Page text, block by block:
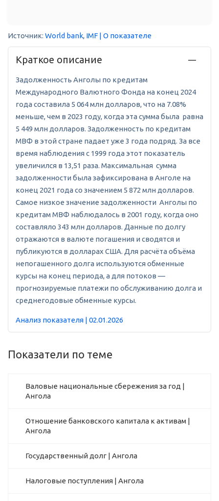
Источник: World bank, IMF | О показателе
Краткое описание
Задолженность Анголы по кредитам
Международного Валютного Фонда на конец 2024
года составила 5 064 млн долларов, что на 7.08%
меньше, чем в 2023 году, когда эта сумма была равна
5 449 млн долларов. Задолженность по кредитам
МВФ в этой стране падает уже 3 года подряд. За все
время наблюдения с 1999 года этот показатель
увеличился в 13,51 раза. Максимальная сумма
задолженности была зафиксирована в Анголе на
конец 2021 года со значением 5 872 млн долларов.
Самое низкое значение задолженности Анголы по
кредитам МВФ наблюдалось в 2001 году, когда оно
составляло 343 млн долларов. Данные по долгу
отражаются в валюте погашения и сводятся и
публикуются в долларах США. Для расчёта объёма
непогашенного долга используются обменные
курсы на конец периода, а для потоков —
прогнозируемые платежи по обслуживанию долга и
среднегодовые обменные курсы.
Анализ показателя | 02.01.2026
Показатели по теме
Валовые национальные сбережения за год |
Ангола
Отношение банковского капитала к активам |
Ангола
Государственный долг | Ангола
Налоговые поступления | Ангола